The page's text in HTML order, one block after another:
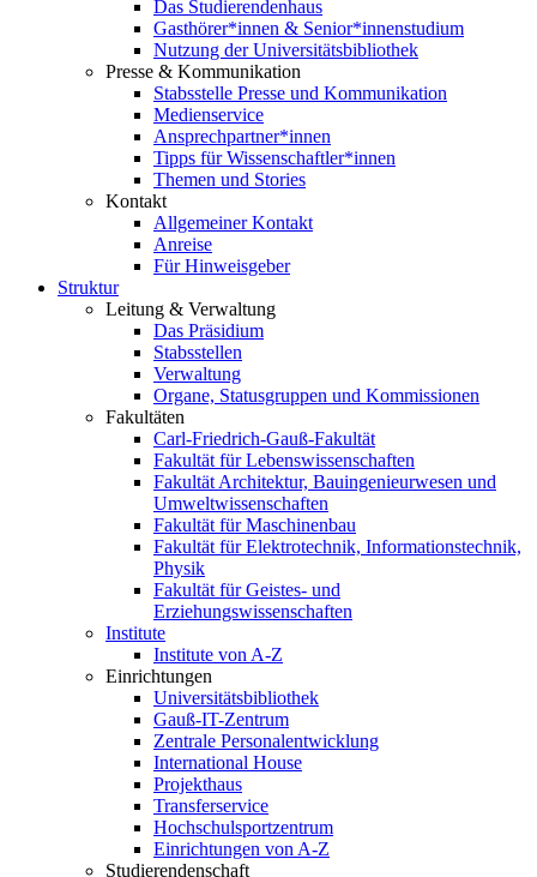
Das Studierendenhaus
Gasthörer*innen & Senior*innenstudium
Nutzung der Universitätsbibliothek
Presse & Kommunikation
Stabsstelle Presse und Kommunikation
Medienservice
Ansprechpartner*innen
Tipps für Wissenschaftler*innen
Themen und Stories
Kontakt
Allgemeiner Kontakt
Anreise
Für Hinweisgeber
Struktur
Leitung & Verwaltung
Das Präsidium
Stabsstellen
Verwaltung
Organe, Statusgruppen und Kommissionen
Fakultäten
Carl-Friedrich-Gauß-Fakultät
Fakultät für Lebenswissenschaften
Fakultät Architektur, Bauingenieurwesen und
Umweltwissenschaften
Fakultät für Maschinenbau
Fakultät für Elektrotechnik, Informationstechnik,
Physik
Fakultät für Geistes- und
Erziehungswissenschaften
Institute
Institute von A-Z
Einrichtungen
Universitätsbibliothek
Gauß-IT-Zentrum
Zentrale Personalentwicklung
International House
Projekthaus
Transferservice
Hochschulsportzentrum
Einrichtungen von A-Z
Studierendenschaft